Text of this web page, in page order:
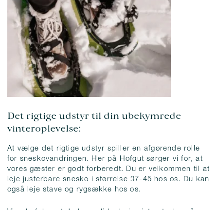
Det rigtige udstyr til din ubekymrede
vinteroplevelse:
At vælge det rigtige udstyr spiller en afgørende rolle
for sneskovandringen. Her på Hofgut sørger vi for, at
vores gæster er godt forberedt. Du er velkommen til at
leje justerbare snesko i størrelse 37-45 hos os. Du kan
også leje stave og rygsække hos os.